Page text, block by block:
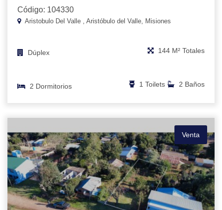
Código: 104330
Aristobulo Del Valle , Aristóbulo del Valle, Misiones
Dúplex 144 M² Totales
2 Dormitorios 2 Baños
1 Toilets
Venta